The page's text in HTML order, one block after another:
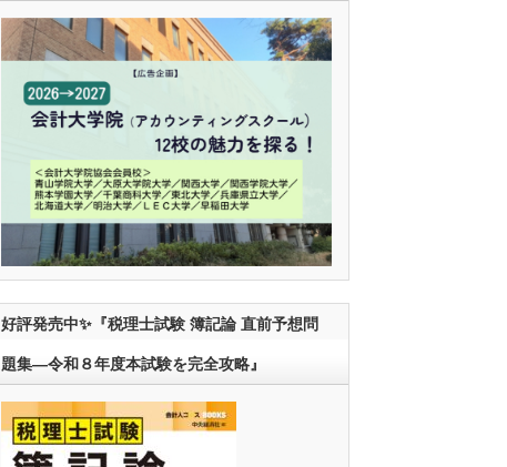
好評発売中✨『税理士試験 簿記論 直前予想問
題集―令和８年度本試験を完全攻略』